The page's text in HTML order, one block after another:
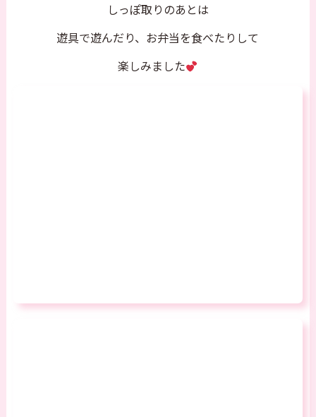
しっぽ取りのあとは
遊具で遊んだり、お弁当を食べたりして
楽しみました